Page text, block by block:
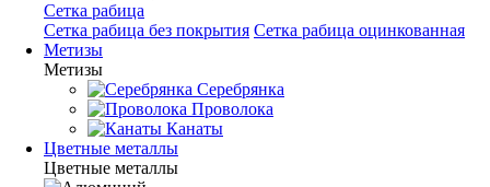
Сетка рабица
Сетка рабица без покрытия Сетка рабица оцинкованная
Метизы
Метизы
Серебрянка
Проволока
Канаты
Цветные металлы
Цветные металлы